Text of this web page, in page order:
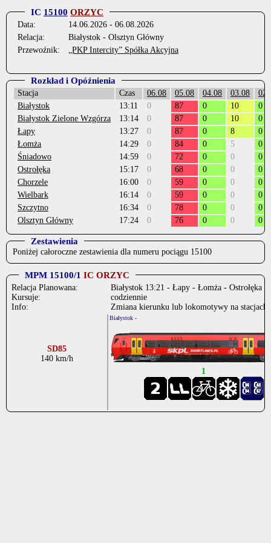
IC 15100 ORZYC
Data:
14.06.2026 - 06.08.2026
Relacja:
Białystok - Olsztyn Główny
Przewoźnik:
„PKP Intercity” Spółka Akcyjna
Rozkład i Opóźnienia
Stacja Czas 06.08 05.08 04.08 03.08
Białystok
13:11 0 87 0 10
0
Białystok Zielone Wzgórza
13:14 0 87 0 10
0
Łapy
13:27 0 87 0 8
0
Łomża
14:29 0 84 0 5
0
Śniadowo
14:59 0 72 0 0
0
Ostrołęka
15:17 0 68 0 0
0
Chorzele
16:00 0 59 0 0
0
Wielbark
16:14 0 59 0 0
0
Szczytno
16:34 0 78 0 0
0
Olsztyn Główny
17:24 0 76 0 0 0
Zestawienia
Poniżej całoroczne zestawienia dla numeru pociągu 15100
MPM 15100/1 IC ORZYC
Relacja Planowana:
Kursuje:
Info:
Białystok 13:21 - Łapy - Łomża - Ostrołęka -
codziennie
Zmiana kierunku lub lokomotywy na
SD85
140 km/h
Białystok -
1